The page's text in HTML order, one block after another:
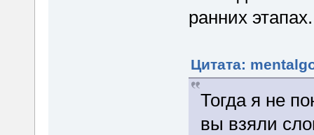
ранних этапах.
Цитата:
Тогда я не
вы взяли